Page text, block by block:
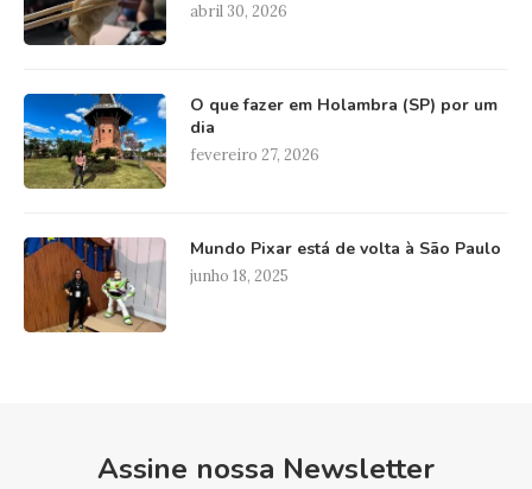
abril 30, 2026
O que fazer em Holambra (SP) por um
dia
fevereiro 27, 2026
Mundo Pixar está de volta à São Paulo
junho 18, 2025
Assine nossa Newsletter